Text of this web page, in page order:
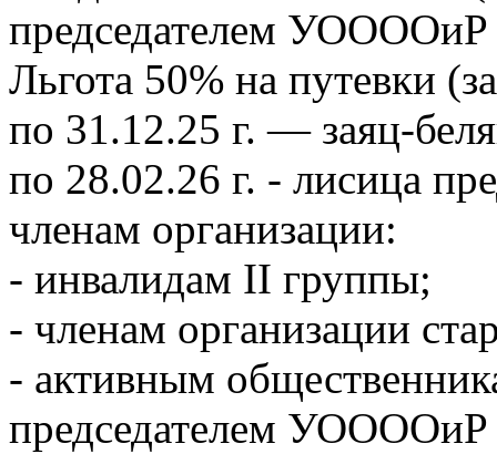
председателем
Льгота 50% на путевки
по 31.12.25 г. — заяц-
по 28.02.26 г. - лисица
членам организации:
- инвалидам II группы;
- членам организации
- активным
председателем